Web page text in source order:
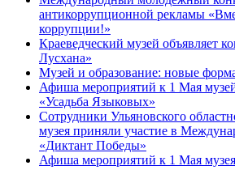
антикоррупционной рекламы
коррупции!»
Краеведческий музей объявляет
Лусхана»
Музей и образование: новые
Афиша мероприятий к 1 Мая
«Усадьба Языковых»
Сотрудники Ульяновского
музея приняли участие в
«Диктант Победы»
Афиша мероприятий к 1 Мая